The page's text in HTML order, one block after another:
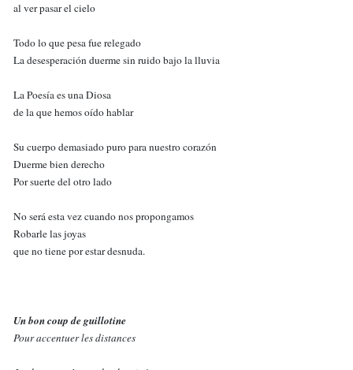
al ver pasar el cielo
Todo lo que pesa fue relegado
La desesperación duerme sin ruido bajo la lluvia
La Poesía es una Diosa
de la que hemos oído hablar
Su cuerpo demasiado puro para nuestro corazón
Duerme bien derecho
Por suerte del otro lado
No será esta vez cuando nos propongamos
Robarle las joyas
que no tiene por estar desnuda.
Un bon coup de guillotine
Pour accentuer les distances